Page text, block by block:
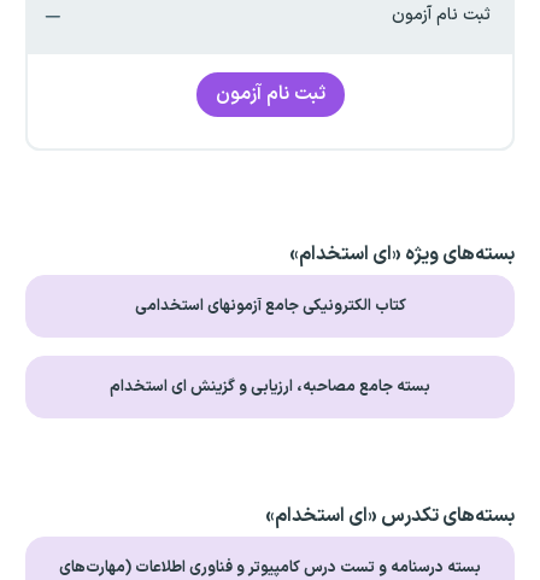
ثبت نام آزمون
ثبت نام آزمون
بسته‌های ویژه «ای استخدام»
کتاب الکترونیکی جامع آزمونهای استخدامی
بسته جامع مصاحبه، ارزیابی و گزینش ای استخدام
بسته‌های تکدرس «ای استخدام»
بسته درسنامه و تست درس کامپیوتر و فناوری اطلاعات (مهارت‌های